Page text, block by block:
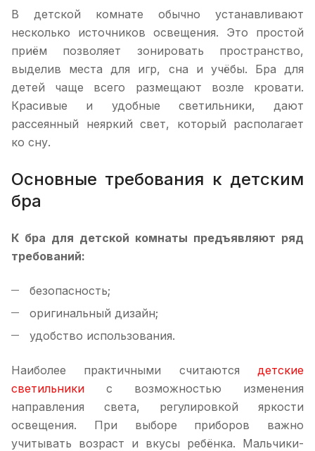
В детской комнате обычно устанавливают
несколько источников освещения. Это простой
приём позволяет зонировать пространство,
выделив места для игр, сна и учёбы. Бра для
детей чаще всего размещают возле кровати.
Красивые и удобные светильники, дают
рассеянный неяркий свет, который располагает
ко сну.
Основные требования к детским
бра
К бра для детской комнаты предъявляют ряд
требований:
безопасность;
оригинальный дизайн;
удобство использования.
Наиболее практичными считаются детские
светильники с возможностью изменения
направления света, регулировкой яркости
освещения. При выборе приборов важно
учитывать возраст и вкусы ребёнка. Мальчики-